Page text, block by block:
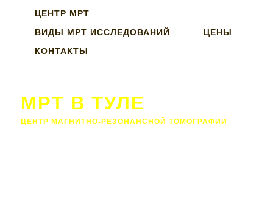
ЦЕНТР МРТ
ВИДЫ МРТ ИССЛЕДОВАНИЙ
ЦЕНЫ
КОНТАКТЫ
МРТ В ТУЛЕ
ЦЕНТР МАГНИТНО-РЕЗОНАНСНОЙ ТОМОГРАФИИ